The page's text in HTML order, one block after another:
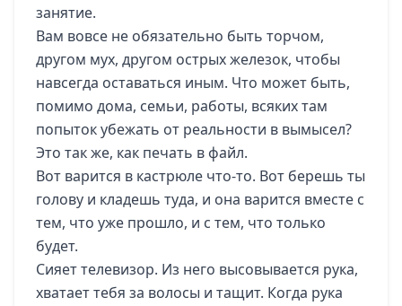
занятие.
Вам вовсе не обязательно быть торчом,
другом мух, другом острых железок, чтобы
навсегда оставаться иным. Что может быть,
помимо дома, семьи, работы, всяких там
попыток убежать от реальности в вымысел?
Это так же, как печать в файл.
Вот варится в кастрюле что-то. Вот берешь ты
голову и кладешь туда, и она варится вместе с
тем, что уже прошло, и с тем, что только
будет.
Сияет телевизор. Из него высовывается рука,
хватает тебя за волосы и тащит. Когда рука